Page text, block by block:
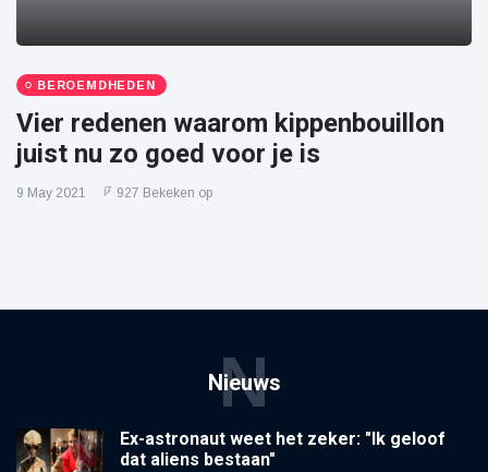
BEROEMDHEDEN
Vier redenen waarom kippenbouillon
juist nu zo goed voor je is
9 May 2021 927 Bekeken op
Nieuws
N
Ex-astronaut weet het zeker: "Ik geloof
dat aliens bestaan"